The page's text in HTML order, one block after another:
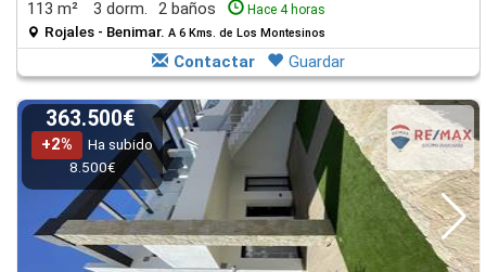
113 m² 3 dorm. 2 baños Hace 4 horas
Rojales - Benimar. A 6 Kms. de Los Montesinos
Contactar Guardar
363.500€
+2%
Ha subido
8.500€